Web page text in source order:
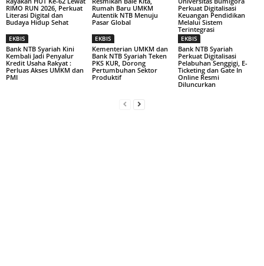
RIMO RUN 2026, Perkuat
Literasi Digital dan
Budaya Hidup Sehat
Rumah Baru UMKM
Autentik NTB Menuju
Pasar Global
Perkuat Digitalisasi
Keuangan Pendidikan
Melalui Sistem
Terintegrasi
EKBIS
Bank NTB Syariah Kini
Kembali Jadi Penyalur
Kredit Usaha Rakyat :
Perluas Akses UMKM dan
PMI
EKBIS
Kementerian UMKM dan
Bank NTB Syariah Teken
PKS KUR, Dorong
Pertumbuhan Sektor
Produktif
EKBIS
Bank NTB Syariah
Perkuat Digitalisasi
Pelabuhan Senggigi, E-
Ticketing dan Gate In
Online Resmi
Diluncurkan